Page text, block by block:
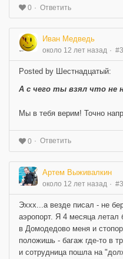
0 Ответить
Иван Медведь
около 12 лет назад
Posted by Шестнадцатый:
А с чего ты взял что не
Мы в тебя верим! Точно
0 Ответить
Артем Выживалкин
около 12 лет назад
Эххх...а везде писал - не
аэропорт. Я 4 месяца летал
в Домодедово меня и
положишь - багаж где-то в
и сотрудница пошла на